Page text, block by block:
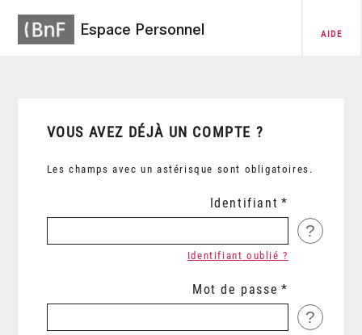
Espace Personnel AIDE
VOUS AVEZ DÉJÀ UN COMPTE ?
Les champs avec un astérisque sont obligatoires.
Identifiant
?
Identifiant oublié ?
Mot de passe
?